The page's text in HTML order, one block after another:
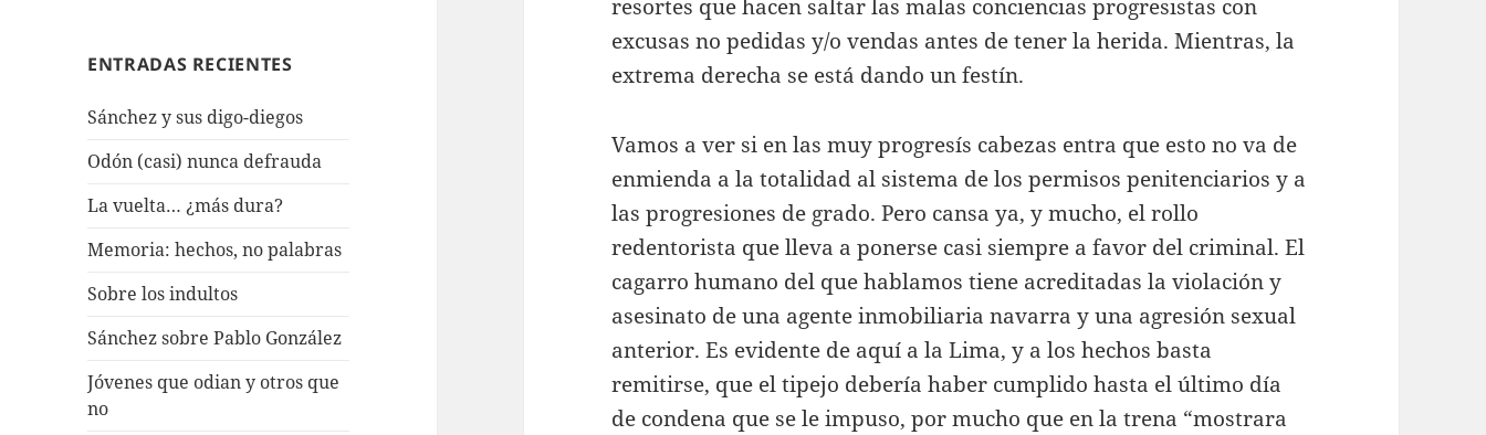
ENTRADAS RECIENTES
Sánchez y sus digo-diegos
Odón (casi) nunca defrauda
La vuelta… ¿más dura?
Memoria: hechos, no palabras
Sobre los indultos
Sánchez sobre Pablo González
Jóvenes que odian y otros que
no
resortes que hacen saltar las malas conciencias progresistas con
excusas no pedidas y/o vendas antes de tener la herida. Mientras, la
extrema derecha se está dando un festín.
Vamos a ver si en las muy progresís cabezas entra que esto no va de
enmienda a la totalidad al sistema de los permisos penitenciarios y a
las progresiones de grado. Pero cansa ya, y mucho, el rollo
redentorista que lleva a ponerse casi siempre a favor del criminal. El
cagarro humano del que hablamos tiene acreditadas la violación y
asesinato de una agente inmobiliaria navarra y una agresión sexual
anterior. Es evidente de aquí a la Lima, y a los hechos basta
remitirse, que el tipejo debería haber cumplido hasta el último día
de condena que se le impuso, por mucho que en la trena “mostrara